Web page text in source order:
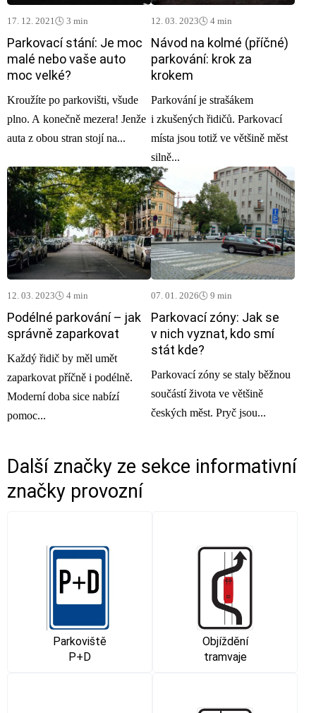
17. 12. 2021🕓 3 min
Parkovací stání: Je moc
malé nebo vaše auto
moc velké?
Kroužíte po parkovišti, všude
plno. A konečně mezera! Jenže
auta z obou stran stojí na...
12. 03. 2023🕓 4 min
Návod na kolmé (příčné)
parkování: krok za
krokem
Parkování je strašákem
i zkušených řidičů. Parkovací
místa jsou totiž ve většině měst
silně...
12. 03. 2023🕓 4 min
Podélné parkování – jak
správně zaparkovat
Každý řidič by měl umět
zaparkovat příčně i podélně.
Moderní doba sice nabízí
pomoc...
07. 01. 2026🕓 9 min
Parkovací zóny: Jak se
v nich vyznat, kdo smí
stát kde?
Parkovací zóny se staly běžnou
součástí života ve většině
českých měst. Pryč jsou...
Další značky ze sekce informativní
značky provozní
Parkoviště
P+D
Objíždění
tramvaje